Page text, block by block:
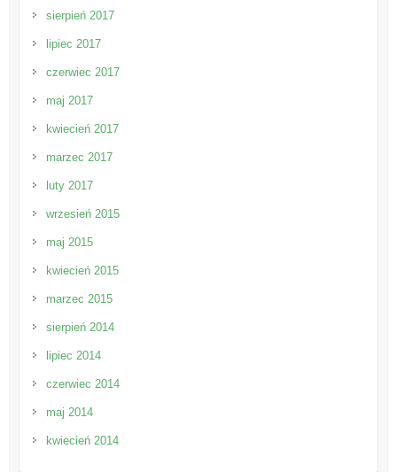
sierpień 2017
lipiec 2017
czerwiec 2017
maj 2017
kwiecień 2017
marzec 2017
luty 2017
wrzesień 2015
maj 2015
kwiecień 2015
marzec 2015
sierpień 2014
lipiec 2014
czerwiec 2014
maj 2014
kwiecień 2014